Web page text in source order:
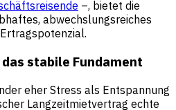
–, bietet die
abwechslungsreiches
stabile Fundament
eher Stress als Entspannung
Langzeitmietvertrag echte